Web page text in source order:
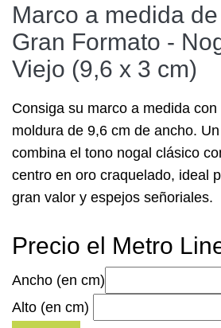
Marco a medida
Gran Formato -
Viejo (9,6 x 3 cm)
Consiga su marco a medida con
moldura de 9,6 cm de ancho.
combina el tono nogal clásico
centro en oro craquelado, ideal
gran valor y espejos señoriales.
Precio el Metro
Ancho (en cm)
Alto (en cm)